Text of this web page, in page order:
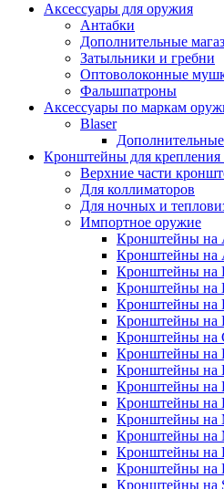
Аксессуары для оружия
Антабки
Дополнительные
Затыльники и гребни
Оптоволоконные
Фальшпатроны
Аксессуары по маркам
Blaser
Кронштейны для крепления
Верхние части
Для коллиматоров
Для ночных и
Импортное оружие
Кронштейны на
Кронштейны на
Кронштейны на
Кронштейны на
Кронштейны на
Кронштейны на
Кронштейны на
Кронштейны на
Кронштейны на
Кронштейны на
Кронштейны на
Кронштейны на
Кронштейны на
Кронштейны на
Кронштейны на
Кронштейны на